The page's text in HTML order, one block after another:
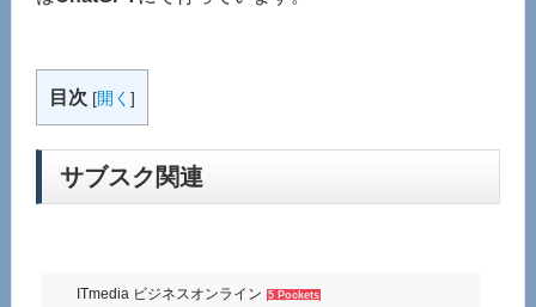
目次 [開く ]
サブスク関連
ITmedia ビジネスオンライン 5 Pockets